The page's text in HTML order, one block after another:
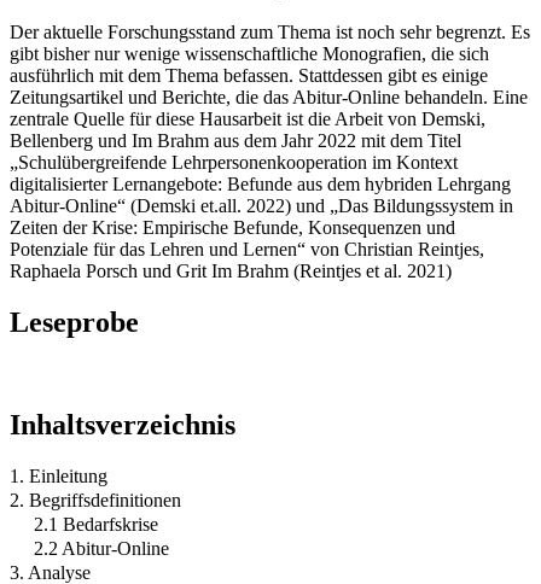
Der aktuelle Forschungsstand zum Thema ist noch sehr begrenzt. Es
gibt bisher nur wenige wissenschaftliche Monografien, die sich
ausführlich mit dem Thema befassen. Stattdessen gibt es einige
Zeitungsartikel und Berichte, die das Abitur-Online behandeln. Eine
zentrale Quelle für diese Hausarbeit ist die Arbeit von Demski,
Bellenberg und Im Brahm aus dem Jahr 2022 mit dem Titel
„Schulübergreifende Lehrpersonenkooperation im Kontext
digitalisierter Lernangebote: Befunde aus dem hybriden Lehrgang
Abitur-Online“ (Demski et.all. 2022) und „Das Bildungssystem in
Zeiten der Krise: Empirische Befunde, Konsequenzen und
Potenziale für das Lehren und Lernen“ von Christian Reintjes,
Raphaela Porsch und Grit Im Brahm (Reintjes et al. 2021)
Leseprobe
Inhaltsverzeichnis
1. Einleitung
2. Begriffsdefinitionen
2.1 Bedarfskrise
2.2 Abitur-Online
3. Analyse